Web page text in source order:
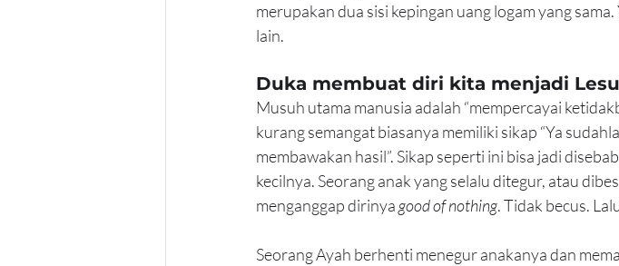
merupakan dua sisi kepingan uang logam yang
lain.
Duka membuat diri kita menjadi
Musuh utama manusia adalah “mempercayai
kurang semangat biasanya memiliki sikap “Ya
membawakan hasil”. Sikap seperti ini bisa jadi
kecilnya. Seorang anak yang selalu ditegur, atau
menganggap dirinya good of nothing. Tidak becus.
Seorang Ayah berhenti menegur anakanya dan